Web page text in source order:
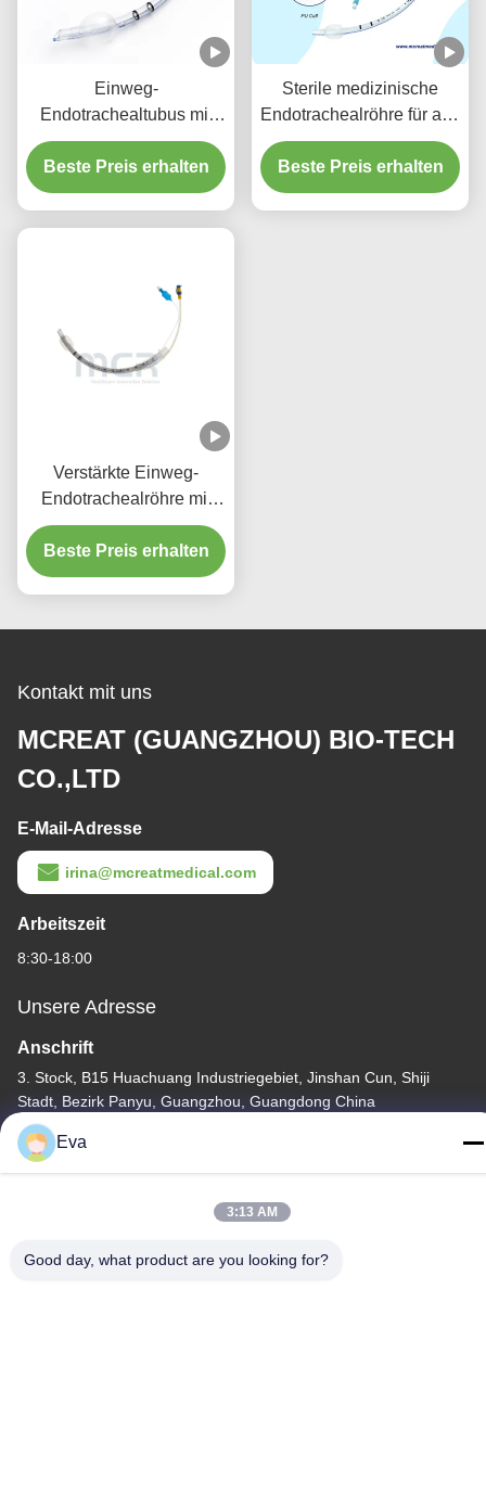
Einweg-
Endotrachealtubus mit
Absauganschluss -
DEHP-freies,
transparentes PVC für
Beste Preis erhalten
Sterile medizinische
Endotrachealröhre für alle
Größen mit CE ISO
Beste Preis erhalten
Verstärkte Einweg-
Endotrachealröhre mit
Mikro-Dünnen-PU-
Manschetten für den
Sauganschluss
Beste Preis erhalten
Kontakt mit uns
MCREAT (GUANGZHOU) BIO-TECH
CO.,LTD
E-Mail-Adresse
irina@mcreatmedical.com
Arbeitszeit
8:30-18:00
Unsere Adresse
Anschrift
3. Stock, B15 Huachuang Industriegebiet, Jinshan Cun, Shiji
Stadt, Bezirk Panyu, Guangzhou, Guangdong China
Tel.
86-020-3156-0583
Eva
3:13 AM
Good day, what product are you looking for?